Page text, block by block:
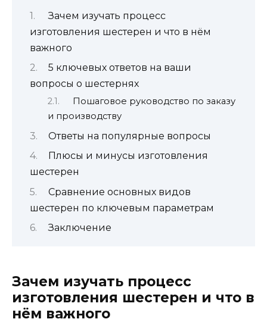
Зачем изучать процесс
изготовления шестерен и что в нём
важного
5 ключевых ответов на ваши
вопросы о шестернях
Пошаговое руководство по заказу
и производству
Ответы на популярные вопросы
Плюсы и минусы изготовления
шестерен
Сравнение основных видов
шестерен по ключевым параметрам
Заключение
Зачем изучать процесс
изготовления шестерен и что в
нём важного